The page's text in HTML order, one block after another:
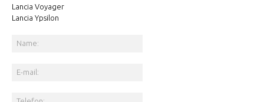
Lancia Voyager
Lancia Ypsilon